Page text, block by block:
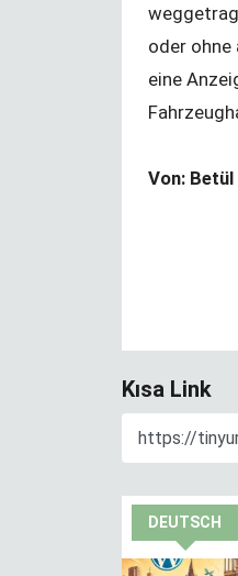
oder ohne
eine
Von:
Kısa Link
DEUTSCH